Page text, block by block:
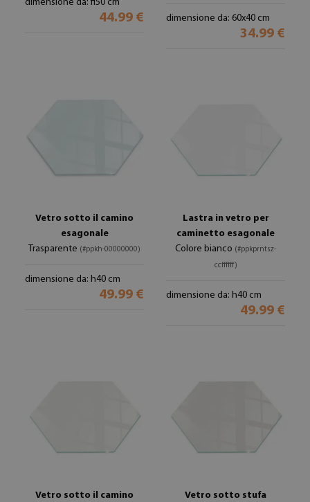
dimensione da: fi50 cm
44.99 € dimensione da: 60x40 cm
34.99 €
Vetro sotto il camino
esagonale
Trasparente (#ppkh-00000000)
dimensione da: h40 cm
49.99 €
Lastra in vetro per
caminetto esagonale
Colore bianco (#ppkprntsz-
ccffffff)
dimensione da: h40 cm
49.99 €
Vetro sotto il camino
Vetro sotto stufa